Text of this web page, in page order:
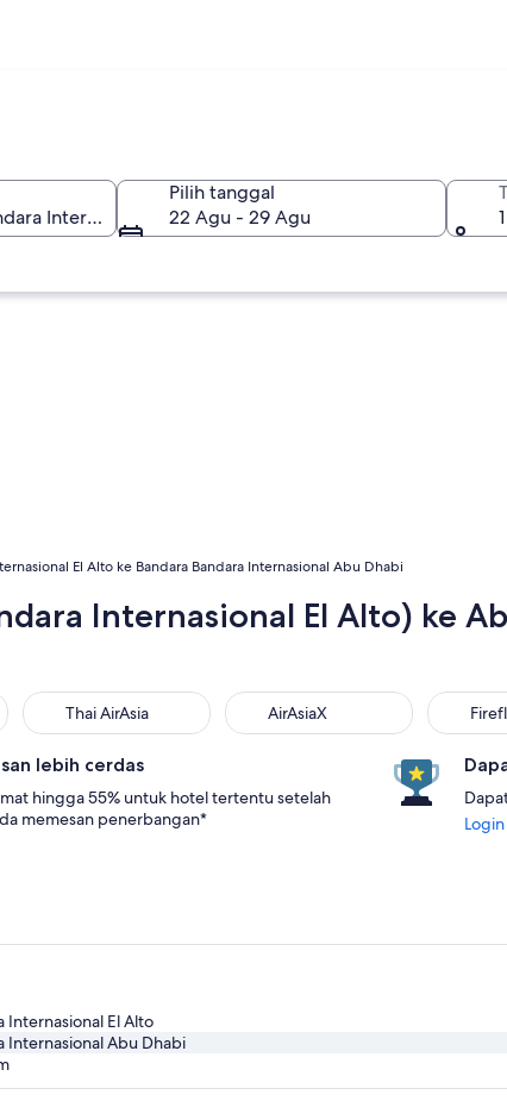
Pilih tanggal
22 Agu - 29 Agu
El Alto ke Bandara Bandara Internasional Abu Dhabi
Internasional El Alto) ke
Thai AirAsia
Thai AirAsia AirAsiaX
AirAsiaX Firefly
lebih cerdas
hingga 55% untuk hotel tertentu setelah
memesan penerbangan*
Login
Internasional El Alto
Internasional Abu Dhabi